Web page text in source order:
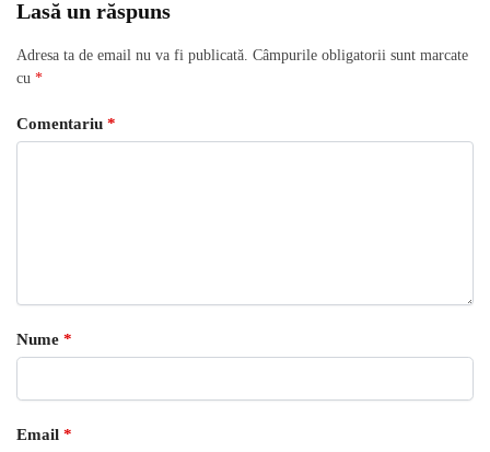
Lasă un răspuns
Adresa ta de email nu va fi publicată. Câmpurile obligatorii sunt marcate
cu *
Comentariu *
Nume *
Email *